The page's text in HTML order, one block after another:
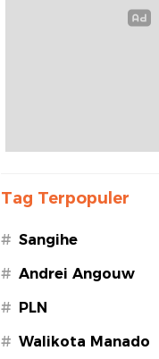
Tag Terpopuler
# Sangihe
# Andrei Angouw
# PLN
# Walikota Manado